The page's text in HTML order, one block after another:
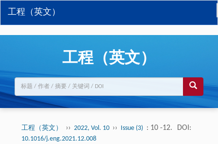
工程（英文）
工程（英文）
工程（英文） ›› 2022, Vol. 10 ›› Issue (3) : 10 -12. DOI:
10.1016/j.eng.2021.12.008